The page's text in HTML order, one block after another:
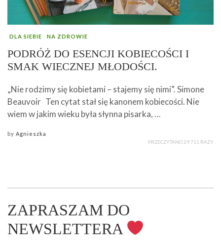
DLA SIEBIE NA ZDROWIE
PODRÓŻ DO ESENCJI KOBIECOŚCI I
SMAK WIECZNEJ MŁODOŚCI.
„Nie rodzimy się kobietami – stajemy się nimi”. Simone
Beauvoir Ten cytat stał się kanonem kobiecości. Nie
wiem w jakim wieku była słynna pisarka, …
by Agnieszka
PRZECZYTANO 29 711 RAZY
ZAPRASZAM DO
NEWSLETTERA